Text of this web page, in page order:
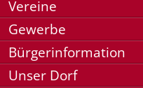
Vereine
Gewerbe
Bürgerinformation
Unser Dorf